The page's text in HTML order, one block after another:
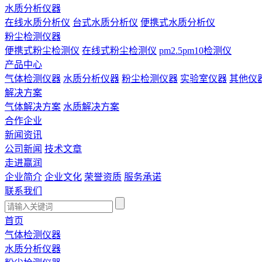
水质分析仪器
在线水质分析仪 台式水质分析仪 便携式水质分析仪
粉尘检测仪器
便携式粉尘检测仪 在线式粉尘检测仪 pm2.5pm10检测仪
产品中心
气体检测仪器 水质分析仪器 粉尘检测仪器 实验室仪器 其他仪
解决方案
气体解决方案 水质解决方案
合作企业
新闻资讯
公司新闻 技术文章
走进赢润
企业简介 企业文化 荣誉资质 服务承诺
联系我们
首页
气体检测仪器
水质分析仪器